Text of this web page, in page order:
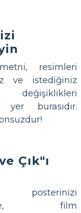
metni, resimleri
ve istediğiniz
yer burasıdır.
Çık"ı
posterinizi
film